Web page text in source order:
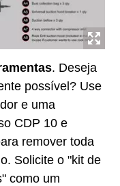
. Deseja
possível? Use
e uma
CDP 10 e
remover toda
Solicite o "kit de
como um